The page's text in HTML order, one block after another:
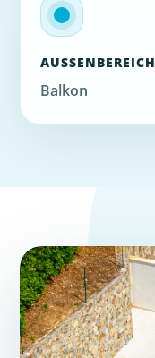
AUSSENBEREICH
Balkon